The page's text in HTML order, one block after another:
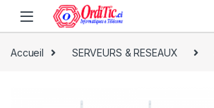
Accueil SERVEURS & RESEAUX